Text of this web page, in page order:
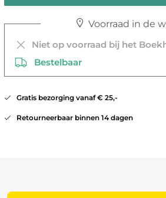
Voorraad in de
Niet op voorraad bij het
Bestelbaar
Gratis bezorging vanaf € 25,-
Retourneerbaar binnen 14 dagen